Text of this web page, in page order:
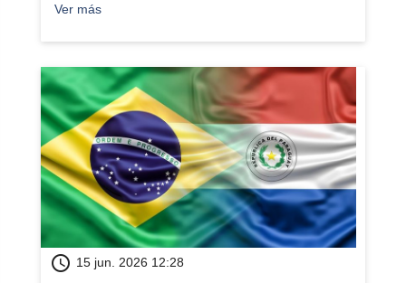
Ver más
schedule 15 jun. 2026 12:28